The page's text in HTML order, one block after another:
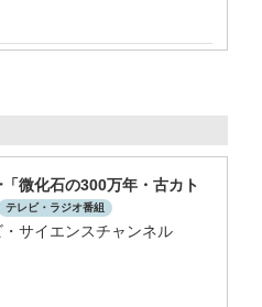
微化石の300万年・古カト
テレビ・ラジオ番組
サイエンスチャンネル